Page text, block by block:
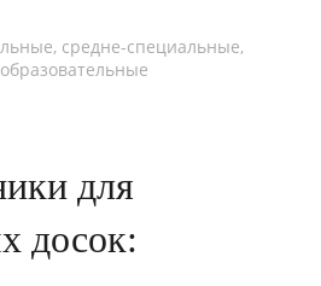
средне-специальные,
белой порошковой краски
поверхность с
для
досок: